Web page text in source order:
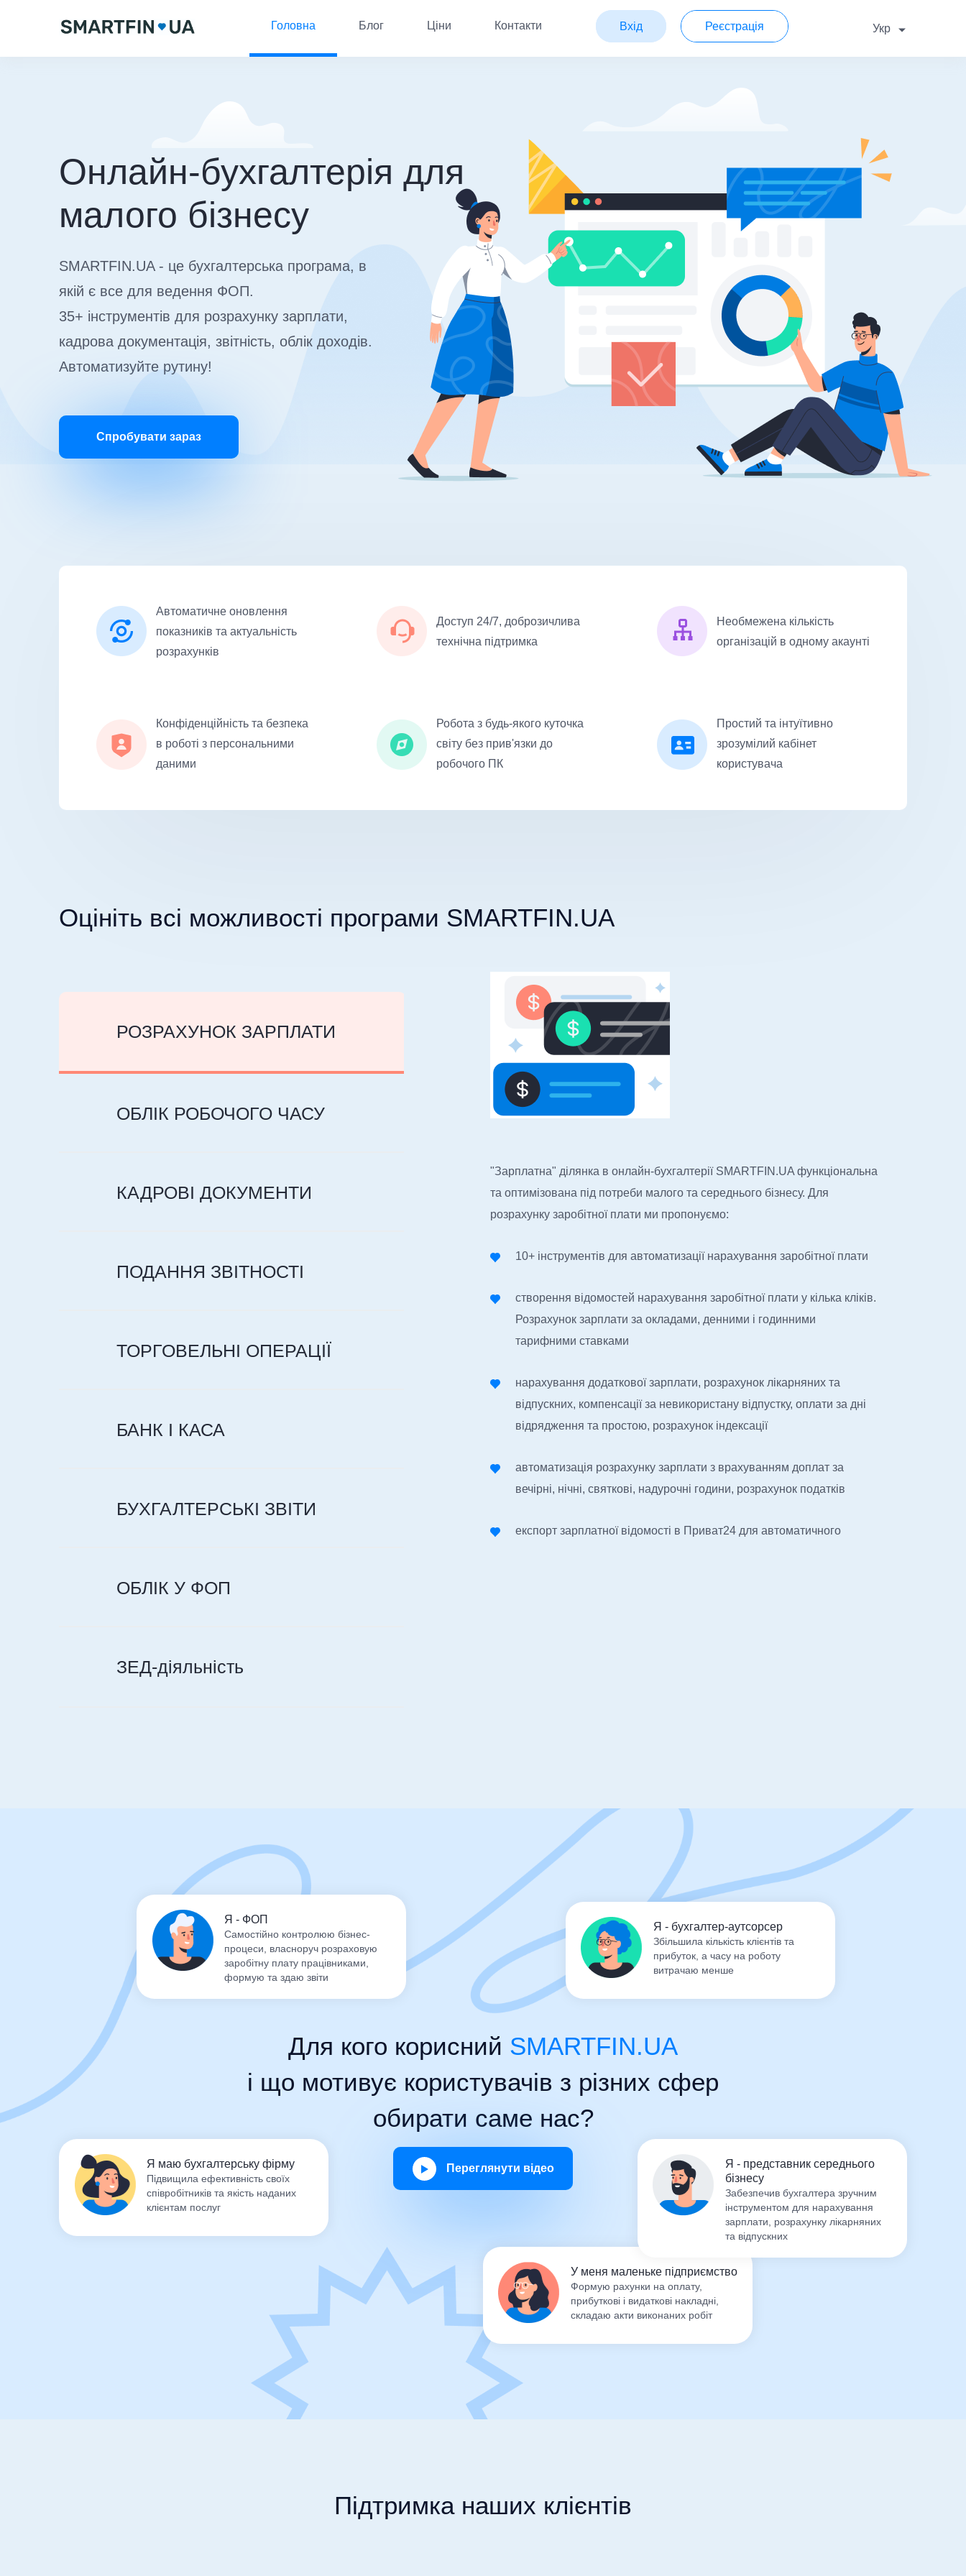
Головна Блог Ціни Контакти Вхід Реєстрація Укр
Онлайн-бухгалтерія для
малого бізнесу
SMARTFIN.UA - це бухгалтерська програма, в
якій є все для ведення ФОП.
35+ інструментів для розрахунку зарплати,
кадрова документація, звітність, облік доходів.
Автоматизуйте рутину!
Спробувати зараз
Автоматичне оновлення
показників та актуальність
розрахунків
Доступ 24/7, доброзичлива
технічна підтримка
Необмежена кількість
організацій в одному акаунті
Конфіденційність та безпека
в роботі з персональними
даними
Робота з будь-якого куточка
світу без прив'язки до
робочого ПК
Простий та інтуїтивно
зрозумілий кабінет
користувача
Оцініть всi можливості програми SMARTFIN.UA
РОЗРАХУНОК ЗАРПЛАТИ
ОБЛІК РОБОЧОГО ЧАСУ
КАДРОВІ ДОКУМЕНТИ
ПОДАННЯ ЗВІТНОСТІ
ТОРГОВЕЛЬНІ ОПЕРАЦІЇ
БАНК І КАСА
БУХГАЛТЕРСЬКІ ЗВІТИ
ОБЛІК У ФОП
ЗЕД-діяльність
"Зарплатна" ділянка в онлайн-бухгалтерії SMARTFIN.UA функціональна
та оптимізована під потреби малого та середнього бізнесу. Для
розрахунку заробітної плати ми пропонуємо:
10+ інструментів для автоматизації нарахування заробітної плати
створення відомостей нарахування заробітної плати у кілька кліків.
Розрахунок зарплати за окладами, денними і годинними
тарифними ставками
нарахування додаткової зарплати, розрахунок лікарняних та
відпускних, компенсації за невикористану відпустку, оплати за дні
відрядження та простою, розрахунок індексації
автоматизація розрахунку зарплати з врахуванням доплат за
вечірні, нічні, святкові, надурочні години, розрахунок податків
експорт зарплатної відомості в Приват24 для автоматичного
передбачена можливість будувати графіки виходів, змінності, з
неповним часом роботи, з підсумованим обліком
ведення підсумованого обліку робочого часу, автоматичне
визначення кількості надурочних годин за обраний обліковий
формування документа для ознайомлення працівників із графіком
змінності
Бухгалтерам та підприємцям буде в нагоді розділ кадрової
документації. Створюйте особові картки працівників, трудові договори,
заяви та накази. Сформуйте бібліотеку з 50+ кадрових документів в
SMARTFIN.UA, які покриють більшість випадків у трудових відносинах
Для кого корисний SMARTFIN.UA
i що мотивує користувачів з різних сфер
обирати саме нас?
Переглянути відео
Я - ФОП
Самостійно контролюю бізнес-
процеси, власноруч розраховую
заробітну плату працівниками,
формую та здаю звіти
Я - бухгалтер-аутсорсер
Збільшила кількість клієнтів та
прибуток, а часу на роботу
витрачаю менше
Я маю бухгалтерську фірму
Підвищила ефективність своїх
співробітників та якість наданих
клієнтам послуг
Я - представник середнього
бізнесу
Забезпечив бухгалтера зручним
інструментом для нарахування
зарплати, розрахунку лікарняних
та відпускних
У меня маленьке підприємство
Формую рахунки на оплату,
прибуткові і видаткові накладні,
складаю акти виконаних робіт
Підтримка наших клієнтів